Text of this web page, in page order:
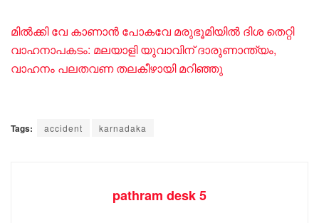
മിൽക്കി വേ കാണാൻ പോകവേ മരുഭൂമിയിൽ ദിശ തെറ്റി
വാഹനാപകടം: മലയാളി യുവാവിന് ദാരുണാന്ത്യം,
വാഹനം പലതവണ തലകീഴായി മറിഞ്ഞു
Tags: accident karnadaka
pathram desk 5